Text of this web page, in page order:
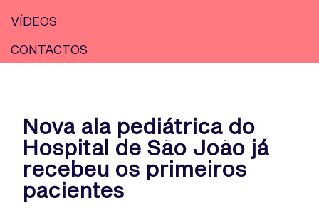
VÍDEOS
CONTACTOS
Nova ala pediátrica do
Hospital de São João já
recebeu os primeiros
pacientes